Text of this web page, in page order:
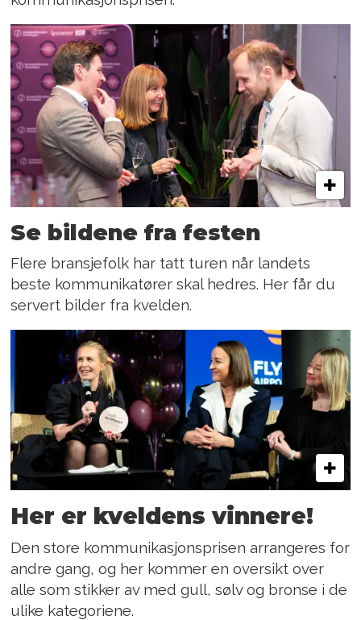
Se bildene fra festen
Flere bransjefolk har tatt turen når landets
beste kommunikatører skal hedres. Her får du
servert bilder fra kvelden.
Her er kveldens vinnere!
Den store kommunikasjonsprisen arrangeres for
andre gang, og her kommer en oversikt over
alle som stikker av med gull, sølv og bronse i de
ulike kategoriene.